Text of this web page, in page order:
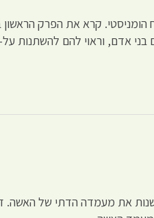
הומניסטי. קרא את הפרק
בני אדם, וראוי להם להשתנות
את מעמדה הדתי של האשה.